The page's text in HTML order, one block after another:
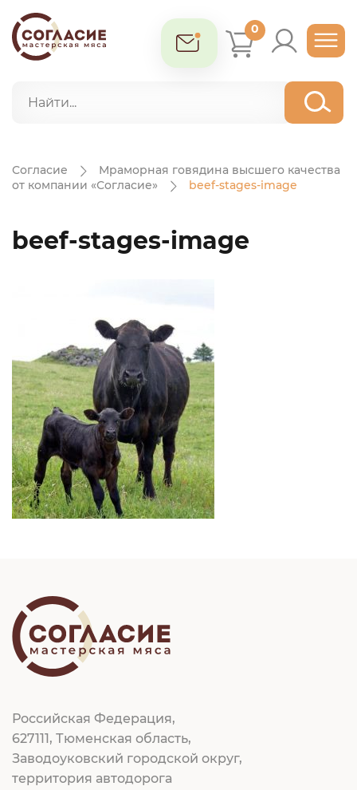
0
Согласие Мраморная говядина высшего качества
от компании «Согласие» beef-stages-image
beef-stages-image
Российская Федерация,
627111, Тюменская область,
Заводоуковский городской округ,
территория автодорога